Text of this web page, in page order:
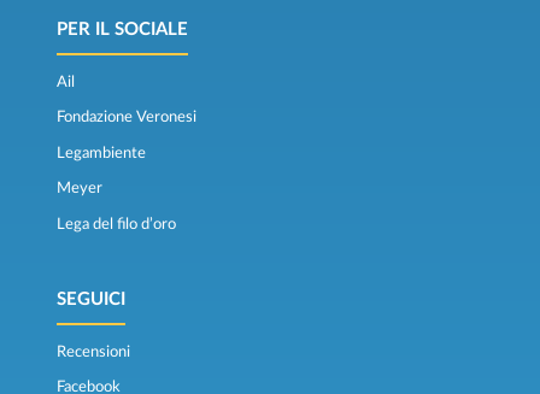
PER IL SOCIALE
Ail
Fondazione Veronesi
Legambiente
Meyer
Lega del filo d’oro
SEGUICI
Recensioni
Facebook